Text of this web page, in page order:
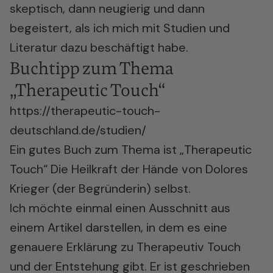
skeptisch, dann neugierig und dann
begeistert, als ich mich mit Studien und
Literatur dazu beschäftigt habe.
Buchtipp zum Thema
„Therapeutic Touch“
https://therapeutic-touch-
deutschland.de/studien/
Ein gutes Buch zum Thema ist „Therapeutic
Touch“ Die Heilkraft der Hände von Dolores
Krieger (der Begründerin) selbst.
Ich möchte einmal einen Ausschnitt aus
einem Artikel darstellen, in dem es eine
genauere Erklärung zu Therapeutiv Touch
und der Entstehung gibt. Er ist geschrieben